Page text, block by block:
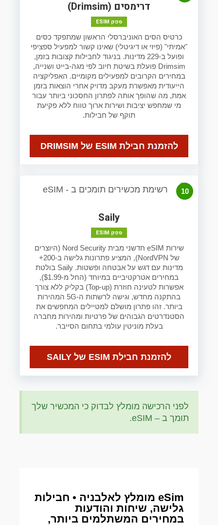
דרימסים (Drimsim)
ספק ESIM
כרטיס הסים האוניברסלי הראשון שמתפקד כסים
"אמיתי" (פיזי או דיגיטלי) שאינו קשור למפעיל ספציפי
ופועל ב-229 מדינות. בניגוד לחבילות קצובות בזמן,
Drimsim פועלת בשיטת חיוב לפי מגה-בייט ושנייה,
במחירים הקרובים למפעילים מקומיים. האפליקציה
הייעודית מאפשרת מעקב מדויק אחרי הוצאות בזמן
אמת, מה שהופך אותה לפתרון החסכוני ביותר עבור
מי שמחפש יציבות ושירות ארוך טווח ללא פקיעת
תוקף של חבילות.
להזמנת חבילת ESIM של DRIMSIM
10
Saily
ספק ESIM
שירות eSIM חדשני מבית Nord Security (היוצרים
של NordVPN), המציע פתרונות גלישה ב-200+
מדינות עם דגש על אבטחה ופשטות. Saily בולטת
במחירים אטרקטיביים במיוחד (החל מ-$1.99),
אפשרות לטעינה חוזרת (Top-up) בקליק ללא צורך
בהתקנה מחדש, וגישה לרשתות ה-5G המהירות
ביותר. זהו פתרון מושלם למטיילים המחפשים את
הסטנדרטים הגבוהים של פרטיות ומהירות מחברה
בעלת מוניטין עולמי בתחום הסייבר.
להזמנת חבילת ESIM של SAILY
לפני הרכישה מומלץ לבדוק כי המכשיר שלך
תומך ב – eSIM.
eSim מומלץ לאלבניה • חבילות
גלישה, שיחות והודעות
במחירים המשתלמים ביותר,